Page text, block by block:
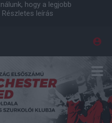
hogy a legjobb
Részletes leírás